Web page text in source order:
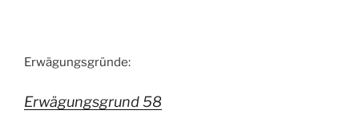
Erwägungsgründe:
Erwägungsgrund 58